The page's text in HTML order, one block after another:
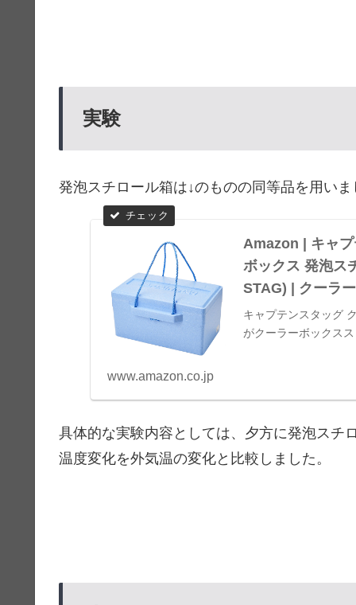
実験
発泡スチロール箱は↓のものの同等品を用いま
Amazon | キャ
ボックス 発泡ス
STAG) | クーラ
キャプテンスタッグ
がクーラーボックス
www.amazon.co.jp
具体的な実験内容としては、夕方に発泡スチ
温度変化を外気温の変化と比較しました。